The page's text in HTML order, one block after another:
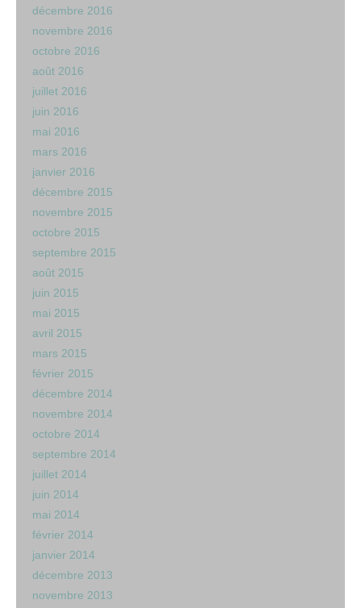
décembre 2016
novembre 2016
octobre 2016
août 2016
juillet 2016
juin 2016
mai 2016
mars 2016
janvier 2016
décembre 2015
novembre 2015
octobre 2015
septembre 2015
août 2015
juin 2015
mai 2015
avril 2015
mars 2015
février 2015
décembre 2014
novembre 2014
octobre 2014
septembre 2014
juillet 2014
juin 2014
mai 2014
février 2014
janvier 2014
décembre 2013
novembre 2013